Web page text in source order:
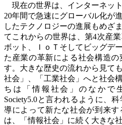
現在の世界は、インターネッ
20年間で急速にグローバル化が
したテクノロジーの進展もめざ
てこれからの世界は、第4次産
ボット、ＩｏＴそしてビッグデ
た産業の革新による社会構造
す。大きな歴史の流れから見て
社会」、「工業社会」へと社会
ちは「情報社会」のなかで
Society5.0と言われるように、
導によって新たな社会が到来
は、「情報社会」に続く大きな